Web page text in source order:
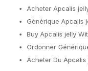
Acheter Apcalis
Générique Apcalis
Buy Apcalis jelly
Ordonner
Acheter Du Apcalis